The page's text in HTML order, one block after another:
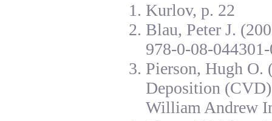
Kurlov, p. 22
Blau, Peter J.
978-0-08-
Pierson, Hugh O.
Deposition
William Andrew